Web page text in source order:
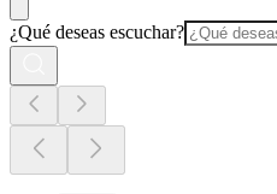
¿Qué deseas escuchar?